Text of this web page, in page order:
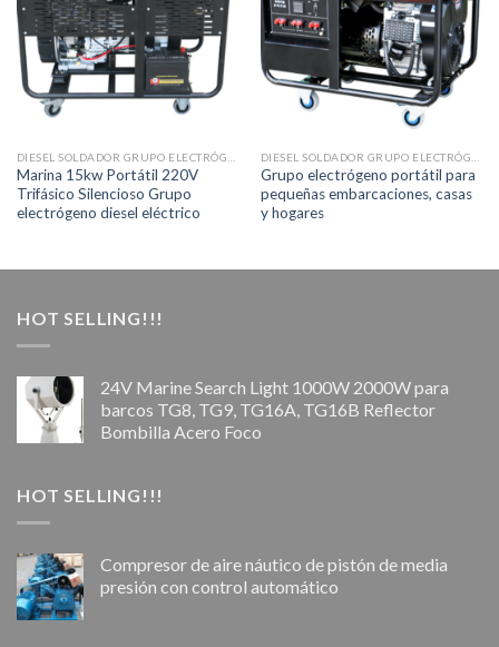
Marina 15kw Portátil 220V
Trifásico Silencioso Grupo
electrógeno diesel eléctrico
Grupo electrógeno portátil para
pequeñas embarcaciones, casas
y hogares
HOT SELLING!!!
24V Marine Search Light 1000W 2000W para
barcos TG8, TG9, TG16A, TG16B Reflector
Bombilla Acero Foco
HOT SELLING!!!
Compresor de aire náutico de pistón de media
presión con control automático